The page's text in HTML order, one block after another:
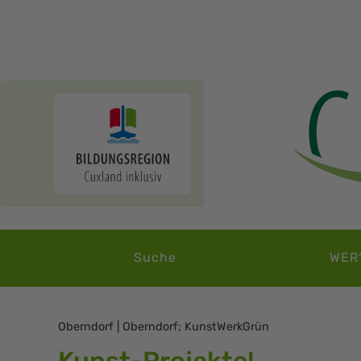
Suche
Oberndorf | Oberndorf; KunstWerkGrün